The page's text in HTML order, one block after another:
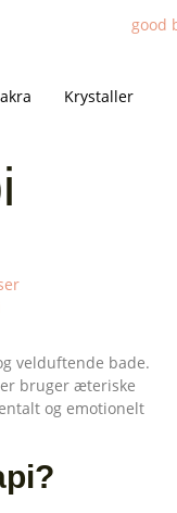
Krystaller
velduftende bade.
bruger æteriske
og emotionelt